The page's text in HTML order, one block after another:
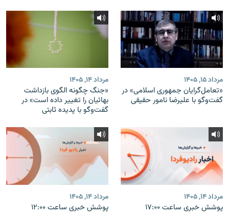
مرداد ۱۵, ۱۴۰۵
«تعامل‌گرایان جمهوری اسلامی» در
گفت‌وگو با علیرضا نامور حقیقی
مرداد ۱۴, ۱۴۰۵
«جنگ چگونه الگوی بازداشت
بهائیان را تغییر داده است» در
گفت‌وگو با پدیده ثابتی
مرداد ۱۴, ۱۴۰۵
پوشش خبری ساعت ۱۷:۰۰
مرداد ۱۴, ۱۴۰۵
پوشش خبری ساعت ۱۲:۰۰